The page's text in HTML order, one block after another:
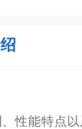
性能特点